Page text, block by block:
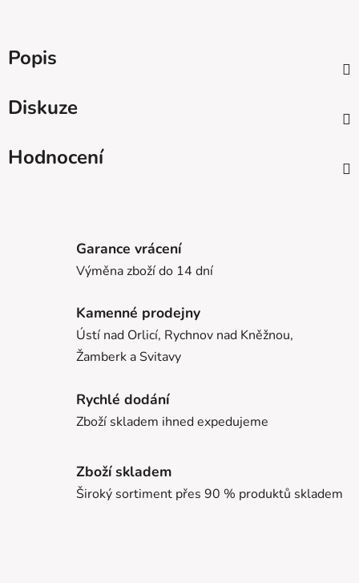
Popis
Diskuze
Hodnocení
Garance vrácení
Výměna zboží do 14 dní
Kamenné prodejny
Ústí nad Orlicí, Rychnov nad Kněžnou,
Žamberk a Svitavy
Rychlé dodání
Zboží skladem ihned expedujeme
Zboží skladem
Široký sortiment přes 90 % produktů skladem